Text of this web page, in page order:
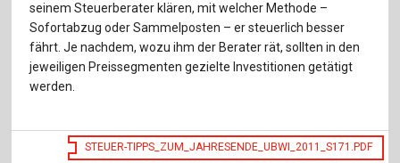
seinem Steuerberater klären, mit welcher Methode –
Sofortabzug oder Sammelposten – er steuerlich besser
fährt. Je nachdem, wozu ihm der Berater rät, sollten in den
jeweiligen Preissegmenten gezielte Investitionen getätigt
werden.
STEUER-TIPPS_ZUM_JAHRESENDE_UBWI_2011_S171.PDF